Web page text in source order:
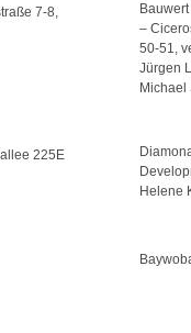
7-8,
–
50-51,
Jürgen
Michael
225E
Helene